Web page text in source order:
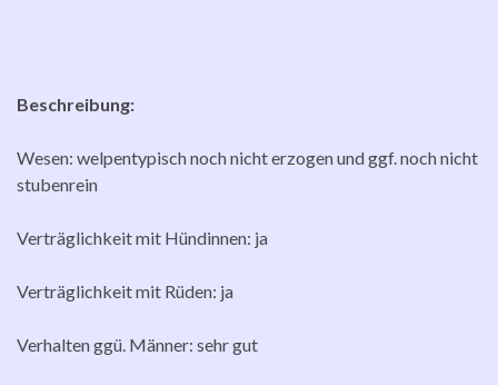
Beschreibung:
Wesen: welpentypisch noch nicht erzogen und ggf. noch nicht
stubenrein
Verträglichkeit mit Hündinnen: ja
Verträglichkeit mit Rüden: ja
Verhalten ggü. Männer: sehr gut